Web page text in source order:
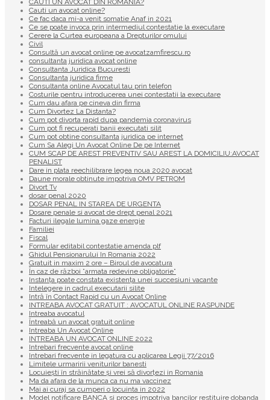
CAUTI UN AVOCAT DIN ROMANIA?
Cauti un avocat online?
Ce fac daca mi-a venit somatie Anaf in 2021
Ce se poate invoca prin intermediul contestatie la executare
Cerere la Curtea europeana a Drepturilor omului
Civil
Consultă un avocat online pe avocatzamfirescu.ro
consultanta juridica avocat online
Consultanta Juridica Bucuresti
Consultanta juridica firme
Consultanta online Avocatul tau prin telefon
Costurile pentru introducerea unei contestatii la executare
Cum dau afara pe cineva din firma
Cum Divortez La Distanta?
Cum pot divorta rapid dupa pandemia coronavirus
Cum pot fi recuperati banii executati silit
Cum pot obtine consultanta juridica pe internet
Cum Sa Alegi Un Avocat Online De pe Internet
CUM SCAP DE AREST PREVENTIV SAU AREST LA DOMICILIU:AVOCAT
PENALIST
Dare in plata reechilibrare legea noua 2020 avocat
Daune morale obtinute impotriva OMV PETROM
Divort Tv
dosar penal 2020
DOSAR PENAL IN STAREA DE URGENTA
Dosare penale si avocat de drept penal 2021
Facturi ilegale lumina gaze energie
Familiei
Fiscal
Formular editabil contestatie amenda plf
Ghidul Pensionarului In Romania 2022
Gratuit in maxim 2 ore – Biroul de avocatura
În caz de război ”armata redevine obligatorie”
Instanța poate constata existenţa unei succesiuni vacante
Intelegere in cadrul executarii silite
Intră în Contact Rapid cu un Avocat Online
INTREABA AVOCAT GRATUIT : AVOCATUL ONLINE RASPUNDE
Intreaba avocatul
Întreabă un avocat gratuit online
Intreaba Un Avocat Online
INTREABA UN AVOCAT ONLINE 2022
Intrebari frecvente avocat online
Intrebari frecvente in legatura cu aplicarea Legii 77/2016
Limitele urmaririi veniturilor banesti
Locuiești în străinătate și vrei să divorțezi in Romania
Ma da afara de la munca ca nu ma vaccinez
Mai ai curaj sa cumperi o locuinta in 2022
Model notificare BANCA si proces impotriva bancilor restituire dobanda